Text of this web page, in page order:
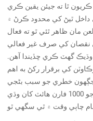
ٿا ته جيئن يقين ڪري
داخل ٿيڻ کي محدود ڪرڻ ۾
مان ظاهر ٿئي ٿو ته فعال
نقصان کي صرف غير فعالي
ڪرڻ کان 70 فيصد وڌيڪ گهٽ ڪري ڇڏيندا آهن.
کي برقرار رکڻ به اهم
جڳهون خطري جو سبب بڻجي
سگهن ٿيون جڏهن اندر جو گرمي جو درجو 1000 فارن هائٽ کان وڌي